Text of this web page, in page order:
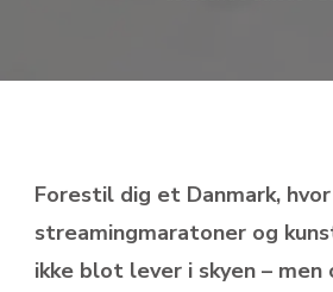
Forestil dig et Danmark,
streaming­maratoner og
ikke blot lever i skyen –